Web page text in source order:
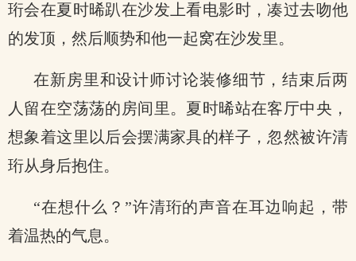
珩会在夏时晞趴在沙发上看电影时，凑过去吻他
的发顶，然后顺势和他一起窝在沙发里。
在新房里和设计师讨论装修细节，结束后两
人留在空荡荡的房间里。夏时晞站在客厅中央，
想象着这里以后会摆满家具的样子，忽然被许清
珩从身后抱住。
“在想什么？”许清珩的声音在耳边响起，带
着温热的气息。